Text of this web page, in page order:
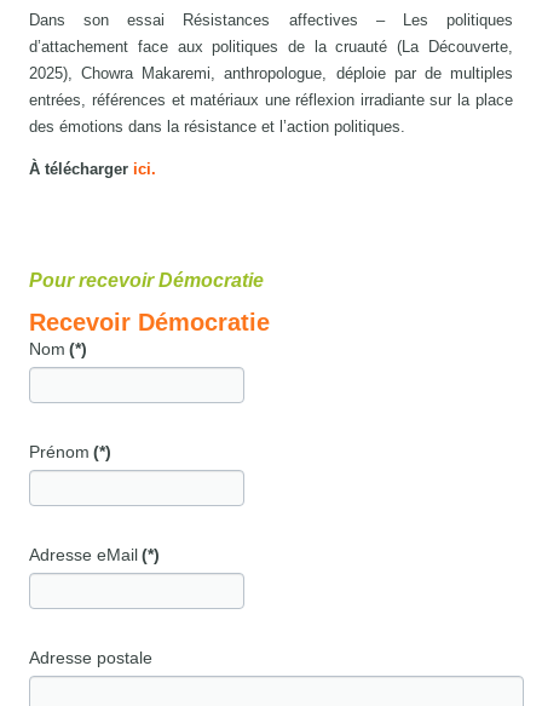
Dans son essai Résistances affectives – Les politiques
d’attachement face aux politiques de la cruauté (La Découverte,
2025), Chowra Makaremi, anthropologue, déploie par de multiples
entrées, références et matériaux une réflexion irradiante sur la place
des émotions dans la résistance et l’action politiques.
À téléchargerici.
Pour recevoir Démocratie
Recevoir Démocratie
Nom (*)
Prénom (*)
Adresse eMail (*)
Adresse postale